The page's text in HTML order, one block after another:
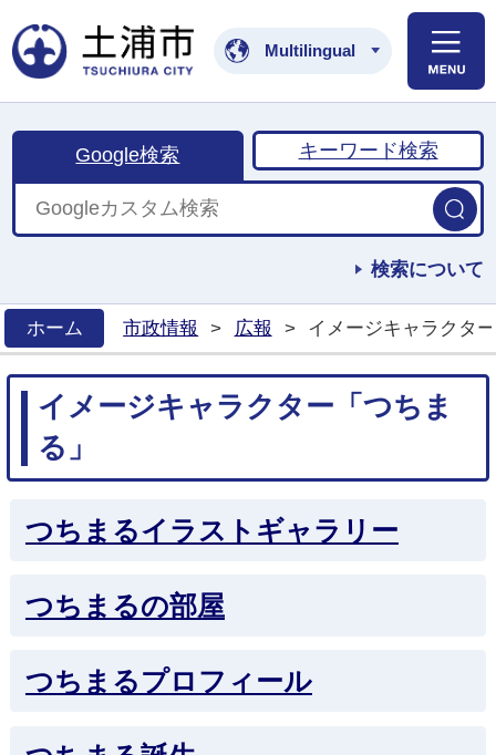
土浦市公式ホームペ
Multilingual
Google検索 キーワード検索
検索について
ホーム
市政情報 > 広報 > イメージキャラクタ
イメージキャラクター「つちま
る」
つちまるイラストギャラリー
つちまるの部屋
つちまるプロフィール